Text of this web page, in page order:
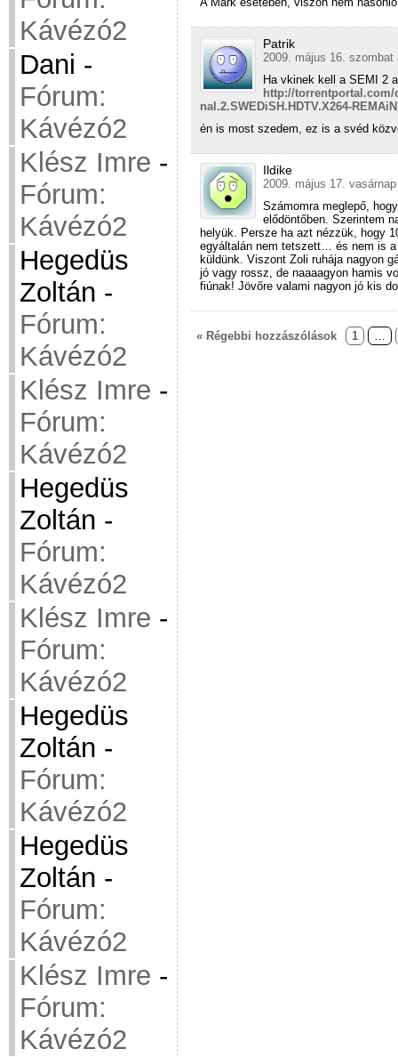
Kávézó2
Dani -
Fórum:
Kávézó2
Klész Imre -
Fórum:
Kávézó2
Hegedüs
Zoltán -
Fórum:
Kávézó2
Klész Imre -
Fórum:
Kávézó2
Hegedüs
Zoltán -
Fórum:
Kávézó2
Klész Imre -
Fórum:
Kávézó2
Hegedüs
Zoltán -
Fórum:
Kávézó2
Hegedüs
Zoltán -
Fórum:
Kávézó2
Klész Imre -
Fórum:
Kávézó2
Patrik
2009. május 16. szombat
Ha vkinek kell a SEMI 2
http://torrentportal.com/
nal.2.SWEDiSH.HDTV.X264-
én is most szedem, ez is a svéd
Ildike
2009. május 17.
Számomra meglepő,
elődöntőben. Szerintem
helyük. Persze ha azt nézzük, hogy
egyáltalán nem tetszett… és nem is
küldünk. Viszont Zoli ruhája nagyon
jó vagy rossz, de naaaagyon hamis
fiúnak! Jövőre valami nagyon jó kis
« Régebbi hozzászólások 1 …